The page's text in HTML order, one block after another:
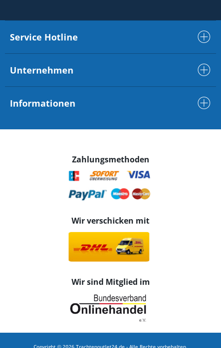
Service Hotline
Unternehmen
Informationen
Zahlungsmethoden
Wir verschicken mit
Wir sind Mitglied im